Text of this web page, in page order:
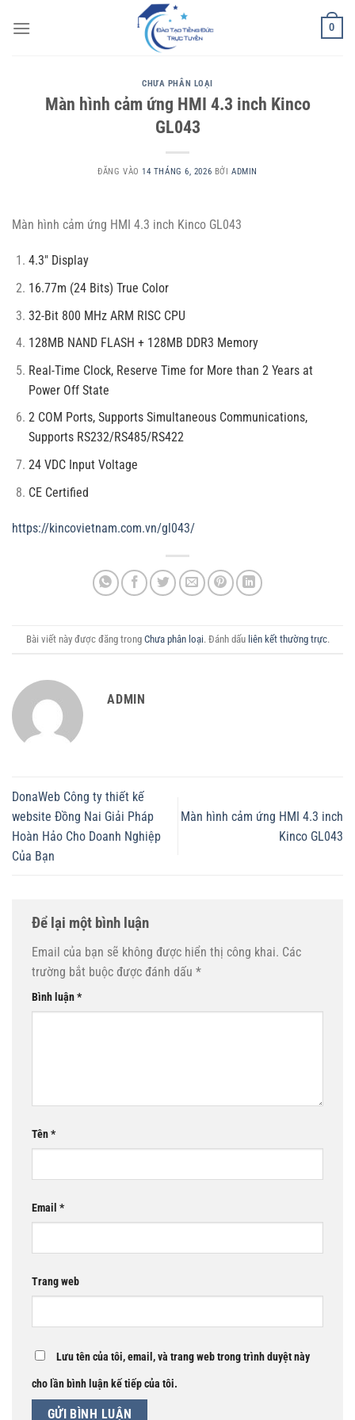
qua
0
CHƯA PHÂN LOẠI
Màn hình cảm ứng HMI 4.3 inch Kinco
GL043
ĐĂNG VÀO14 THÁNG 6, 2026 BỞI ADMIN
Màn hình cảm ứng HMI 4.3 inch Kinco GL043
4.3″ Display
16.77m (24 Bits) True Color
32-Bit 800 MHz ARM RISC CPU
128MB NAND FLASH + 128MB DDR3 Memory
Real-Time Clock, Reserve Time for More than 2 Years at
Power Off State
2 COM Ports, Supports Simultaneous Communications,
Supports RS232/RS485/RS422
24 VDC Input Voltage
CE Certified
https://kincovietnam.com.vn/gl043/
Bài viết này được đăng trong Chưa phân loại. Đánh dấu liên kết thường trực.
ADMIN
DonaWeb Công ty thiết kế
website Đồng Nai Giải Pháp
Hoàn Hảo Cho Doanh Nghiệp
Của Bạn
Màn hình cảm ứng HMI 4.3 inch
Kinco GL043
Để lại một bình luận
Email của bạn sẽ không được hiển thị công khai. Các
trường bắt buộc được đánh dấu *
Bình luận*
Tên*
Email *
Trang web
Lưu tên của tôi, email, và trang web trong trình duyệt này
cho lần bình luận kế tiếp của tôi.